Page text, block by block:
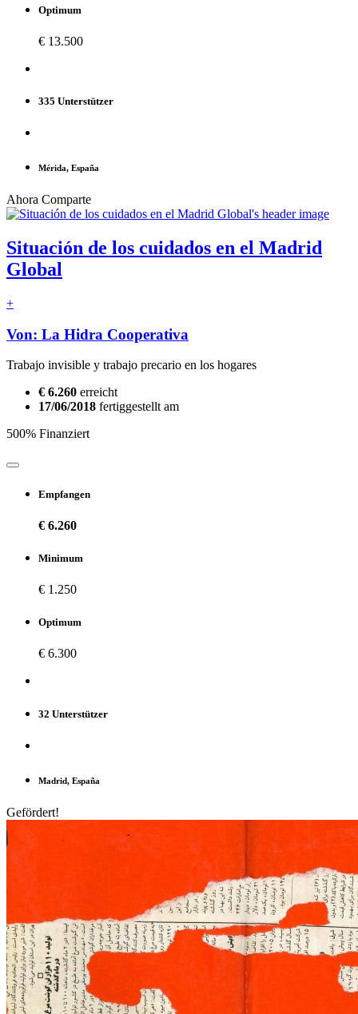
Optimum
€ 13.500
335 Unterstützer
Mérida, España
Ahora Comparte
Situación de los cuidados en el Madrid
Global
+
Von: La Hidra Cooperativa
Trabajo invisible y trabajo precario en los hogares
€ 6.260 erreicht
17/06/2018 fertiggestellt am
500% Finanziert
Empfangen
€ 6.260
Minimum
€ 1.250
Optimum
€ 6.300
32 Unterstützer
Madrid, España
Gefördert!